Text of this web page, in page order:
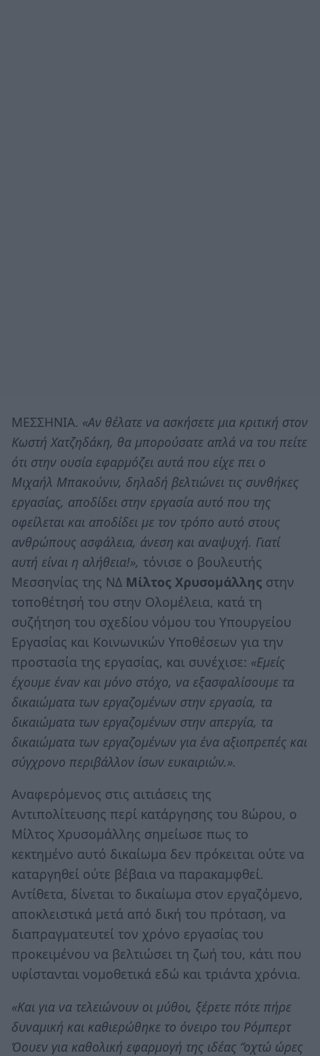
ΜΕΣΣΗΝΙΑ. «Αν θέλατε να ασκήσετε μια κριτική στον
Κωστή Χατζηδάκη, θα μπορούσατε απλά να του πείτε
ότι στην ουσία εφαρμόζει αυτά που είχε πει ο
Μιχαήλ Μπακούνιν, δηλαδή βελτιώνει τις συνθήκες
εργασίας, αποδίδει στην εργασία αυτό που της
οφείλεται και αποδίδει με τον τρόπο αυτό στους
ανθρώπους ασφάλεια, άνεση και αναψυχή. Γιατί
αυτή είναι η αλήθεια!», τόνισε ο βουλευτής
Μεσσηνίας της ΝΔ Μίλτος Χρυσομάλλης στην
τοποθέτησή του στην Ολομέλεια, κατά τη
συζήτηση του σχεδίου νόμου του Υπουργείου
Εργασίας και Κοινωνικών Υποθέσεων για την
προστασία της εργασίας, και συνέχισε: «Εμείς
έχουμε έναν και μόνο στόχο, να εξασφαλίσουμε τα
δικαιώματα των εργαζομένων στην εργασία, τα
δικαιώματα των εργαζομένων στην απεργία, τα
δικαιώματα των εργαζομένων για ένα αξιοπρεπές και
σύγχρονο περιβάλλον ίσων ευκαιριών.».
Αναφερόμενος στις αιτιάσεις της
Αντιπολίτευσης περί κατάργησης του 8ώρου, ο
Μίλτος Χρυσομάλλης σημείωσε πως το
κεκτημένο αυτό δικαίωμα δεν πρόκειται ούτε να
καταργηθεί ούτε βέβαια να παρακαμφθεί.
Αντίθετα, δίνεται το δικαίωμα στον εργαζόμενο,
αποκλειστικά μετά από δική του πρόταση, να
διαπραγματευτεί τον χρόνο εργασίας του
προκειμένου να βελτιώσει τη ζωή του, κάτι που
υφίστανται νομοθετικά εδώ και τριάντα χρόνια.
«Και για να τελειώνουν οι μύθοι, ξέρετε πότε πήρε
δυναμική και καθιερώθηκε το όνειρο του Ρόμπερτ
Όουεν για καθολική εφαρμογή της ιδέας “οχτώ ώρες